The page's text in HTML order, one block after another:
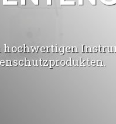
hochwertigen